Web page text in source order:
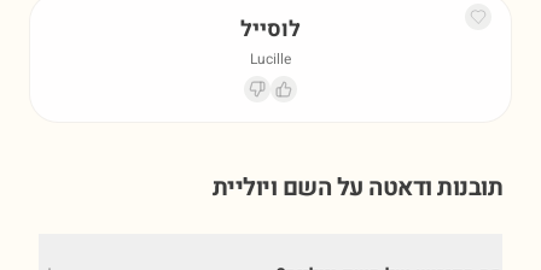
לוסייל
Lucille
תובנות ודאטה על השם ויוליית